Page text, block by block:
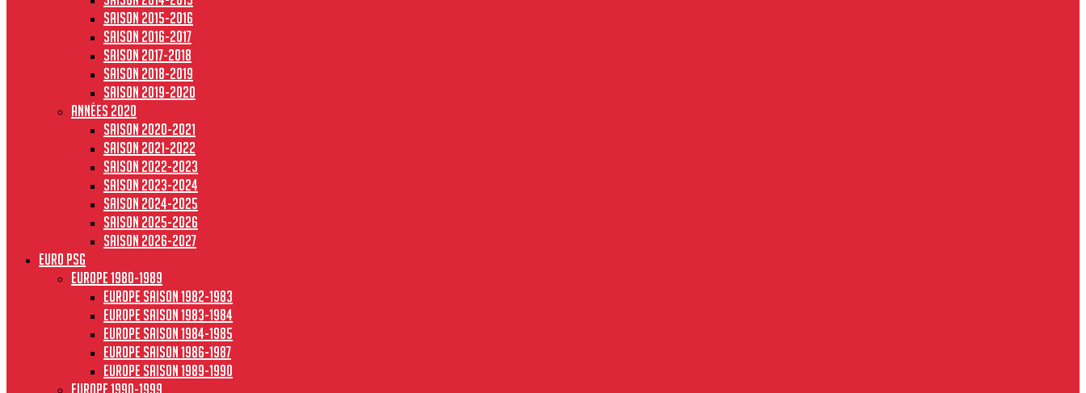
Saison 2015-2016
Saison 2016-2017
Saison 2017-2018
Saison 2018-2019
Saison 2019-2020
Années 2020
Saison 2020-2021
Saison 2021-2022
Saison 2022-2023
Saison 2023-2024
Saison 2024-2025
Saison 2025-2026
Saison 2026-2027
Euro PSG
Europe 1980-1989
Europe saison 1982-1983
Europe Saison 1983-1984
Europe saison 1984-1985
Europe saison 1986-1987
Europe saison 1989-1990
Europe 1990-1999